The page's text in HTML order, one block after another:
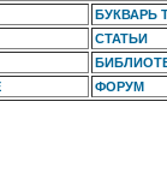
БУКВАРЬ
СТАТЬИ
ФОРУМ